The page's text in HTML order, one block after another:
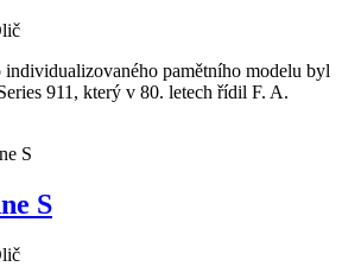
pamětního modelu byl
911, který v 80. letech řídil F. A.
S